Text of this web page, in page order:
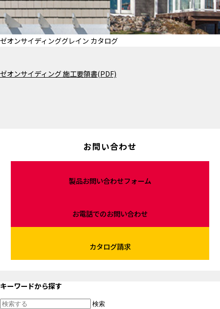
ゼオンサイディンググレイン カタログ
ゼオンサイディング 施工要領書(PDF)
お問い合わせ
製品お問い合わせフォーム
お電話でのお問い合わせ
カタログ請求
キーワードから探す
検索